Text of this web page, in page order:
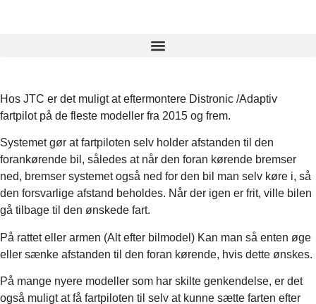
Hos JTC er det muligt at eftermontere Distronic /Adaptiv
fartpilot på de fleste modeller fra 2015 og frem.
Systemet gør at fartpiloten selv holder afstanden til den
forankørende bil, således at når den foran kørende bremser
ned, bremser systemet også ned for den bil man selv køre i, så
den forsvarlige afstand beholdes. Når der igen er frit, ville bilen
gå tilbage til den ønskede fart.
På rattet eller armen (Alt efter bilmodel) Kan man så enten øge
eller sænke afstanden til den foran kørende, hvis dette ønskes.
På mange nyere modeller som har skilte genkendelse, er det
også muligt at få fartpiloten til selv at kunne sætte farten efter